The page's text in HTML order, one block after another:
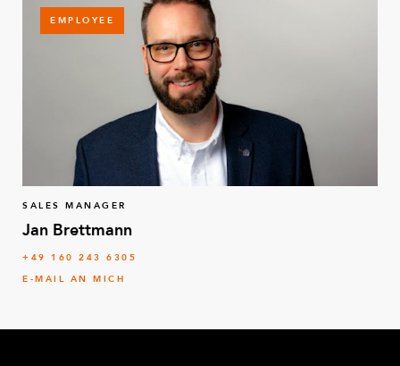
EMPLOYEE
SALES MANAGER
Jan Brettmann
+49 160 243 6305
E-MAIL AN MICH